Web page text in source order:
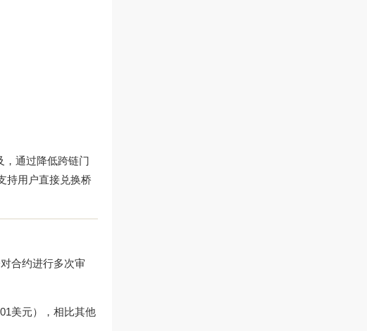
，通过降低跨链门
持用户直接兑换桥
合约进行多次审
美元），相比其他